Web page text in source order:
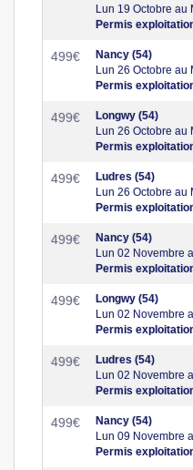
Lun 19 Octobre au
Permis
499€
Nancy (54)
Lun 26 Octobre au
Permis
499€
Longwy (54)
Lun 26 Octobre au
Permis
499€
Ludres (54)
Lun 26 Octobre au
Permis
499€
Nancy (54)
Lun 02 Novembre
Permis
499€
Longwy (54)
Lun 02 Novembre
Permis
499€
Ludres (54)
Lun 02 Novembre
Permis
499€
Nancy (54)
Lun 09 Novembre
Permis